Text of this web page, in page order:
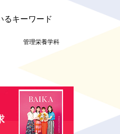
るキーワード
管理栄養学科